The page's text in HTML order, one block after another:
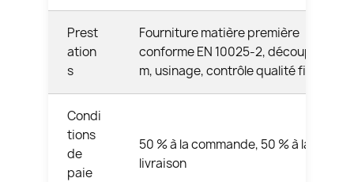
Prest
ation
s
Fourniture matière première
conforme EN 10025-2, découpe à 6
m, usinage, contrôle qualité final
Condi
tions
de
paie
50 % à la commande, 50 % à la
livraison